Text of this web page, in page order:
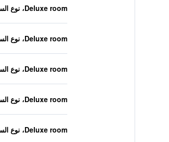
Deluxe room، نوع السرير غير معروف
Deluxe room، نوع السرير غير معروف
Deluxe room، نوع السرير غير معروف
Deluxe room، نوع السرير غير معروف
Deluxe room، نوع السرير غير معروف